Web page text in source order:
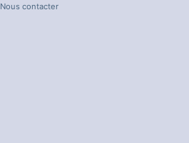
Nous contacter